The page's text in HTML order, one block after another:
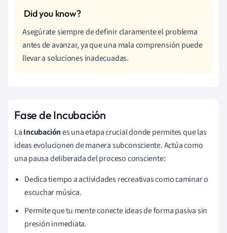
Asegúrate siempre de definir claramente el problema
antes de avanzar, ya que una mala comprensión puede
llevar a soluciones inadecuadas.
Fase de Incubación
LaIncubaciónes una etapa crucial donde permites que las
ideas evolucionen de manera subconsciente. Actúa como
una pausa deliberada del proceso consciente:
Dedica tiempo a actividades recreativas como caminar o
escuchar música.
Permite que tu mente conecte ideas de forma pasiva sin
presión inmediata.